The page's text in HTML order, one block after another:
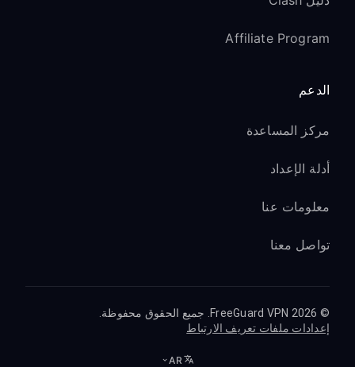
Affiliate Program
الدعم
مركز المساعدة
أدلة الإعداد
معلومات عنا
تواصل معنا
© 2026 FreeGuard VPN. جميع الحقوق محفوظة.
إعدادات ملفات تعريف الارتباط
AR